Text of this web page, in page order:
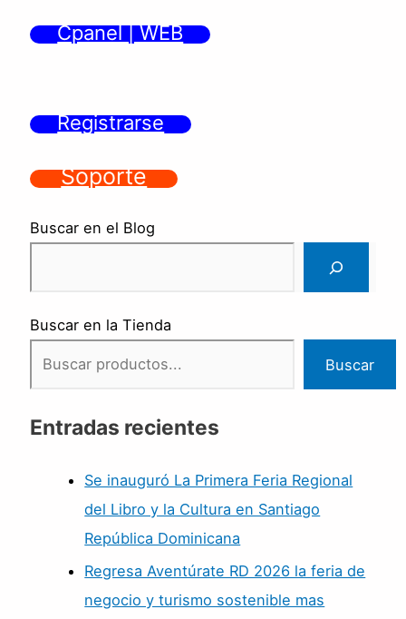
Cpanel | WEB
Registrarse
Soporte
Buscar en el Blog
Buscar en la Tienda
Buscar
Entradas recientes
Se inauguró La Primera Feria Regional
del Libro y la Cultura en Santiago
República Dominicana
Regresa Aventúrate RD 2026 la feria de
negocio y turismo sostenible mas